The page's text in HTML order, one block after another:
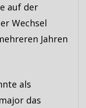
auf der
Wechsel
Jahren
als
das